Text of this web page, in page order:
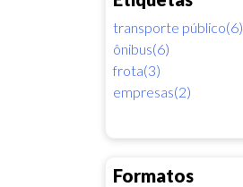
transporte público(6)
ônibus(6)
frota(3)
empresas(2)
Formatos